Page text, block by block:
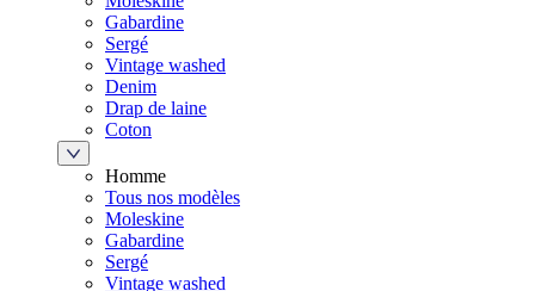
Gabardine
Sergé
Vintage washed
Denim
Drap de laine
Coton
Homme
Tous nos modèles
Moleskine
Gabardine
Sergé
Vintage washed